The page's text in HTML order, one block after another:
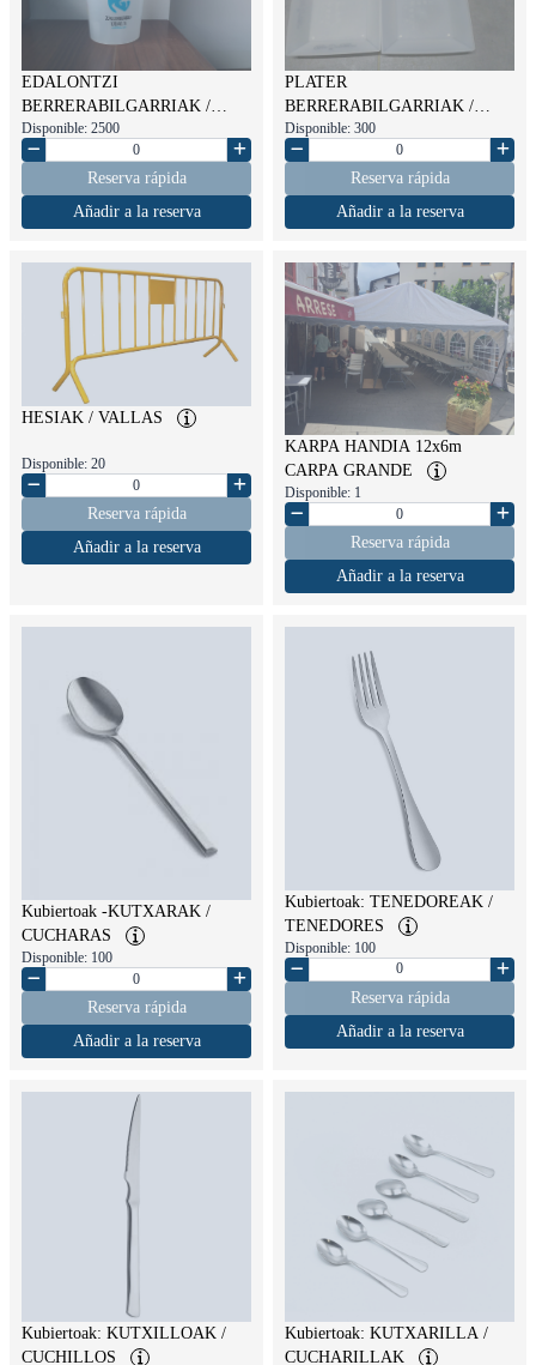
EDALONTZI
BERRERABILGARRIAK /
VASOS REUTILIZABLES
Disponible: 2500
Reserva rápida
Añadir a la reserva
PLATER
BERRERABILGARRIAK /
PLATOS REUTILIZABLES
Disponible: 300
Reserva rápida
Añadir a la reserva
HESIAK / VALLAS
Disponible: 20
Reserva rápida
Añadir a la reserva
KARPA HANDIA 12x6m
CARPA GRANDE
Disponible: 1
Reserva rápida
Añadir a la reserva
Kubiertoak -KUTXARAK /
CUCHARAS
Disponible: 100
Reserva rápida
Añadir a la reserva
Kubiertoak: TENEDOREAK /
TENEDORES
Disponible: 100
Reserva rápida
Añadir a la reserva
Kubiertoak: KUTXILLOAK /
CUCHILLOS
Kubiertoak: KUTXARILLA /
CUCHARILLAK